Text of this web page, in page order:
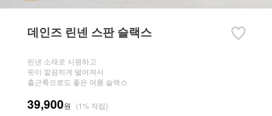
데인즈 린넨 스판 슬랙스
린넨 소재로 시원하고
핏이 깔끔하게 떨어져서
출근룩으로도 좋은 여름 슬랙스
39,900원 (1% 적립)